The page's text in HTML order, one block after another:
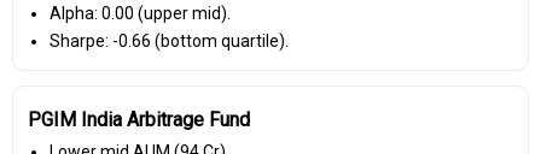
Alpha: 0.00 (upper mid).
Sharpe: -0.66 (bottom quartile).
PGIM India Arbitrage Fund